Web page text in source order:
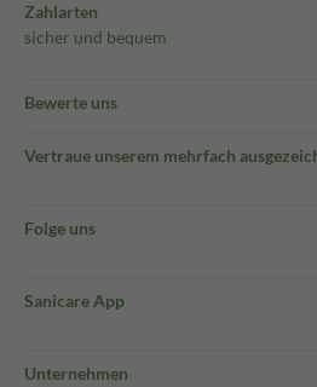
Zahlarten
sicher und bequem
Bewerte uns
Vertraue unserem mehrfach
Folge uns
Sanicare App
Unternehmen